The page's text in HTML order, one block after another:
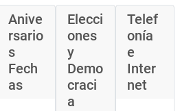
Anive
rsario
s
Fech
as
Elecci
ones
y
Demo
craci
a
Telef
onía
e
Inter
net